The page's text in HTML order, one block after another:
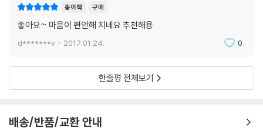
종이책 구매
좋아요~ 마음이 편안해 지네요 추천해용
d*******v 2017.01.24. 0
한줄평 전체보기
배송/반품/교환 안내